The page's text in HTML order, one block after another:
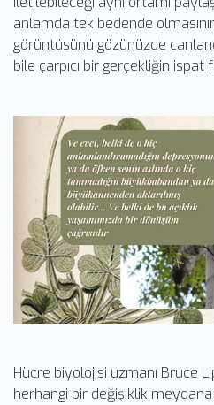
anlamda tek bedende
görüntüsünü gözünüzde
bile çarpıcı bir gerçekliğin ispat
Hücre biyolojisi uzmanı Bruce
herhangi bir değişiklik